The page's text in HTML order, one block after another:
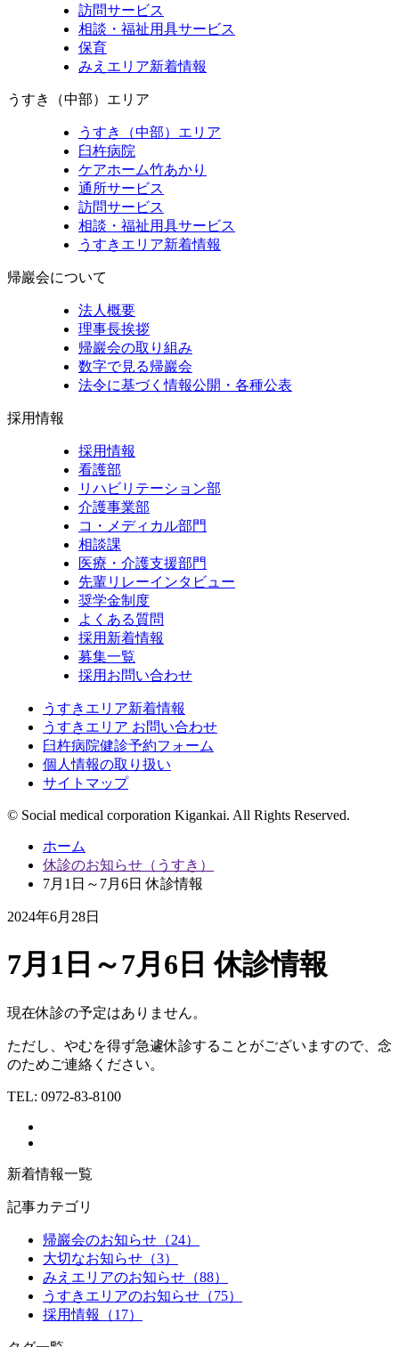
訪問サービス
相談・福祉用具サービス
保育
みえエリア新着情報
うすき（中部）エリア
うすき（中部）エリア
臼杵病院
ケアホーム竹あかり
通所サービス
訪問サービス
相談・福祉用具サービス
うすきエリア新着情報
帰巖会について
法人概要
理事長挨拶
帰巖会の取り組み
数字で見る帰巖会
法令に基づく情報公開・各種公表
採用情報
採用情報
看護部
リハビリテーション部
介護事業部
コ・メディカル部門
相談課
医療・介護支援部門
先輩リレーインタビュー
奨学金制度
よくある質問
採用新着情報
募集一覧
採用お問い合わせ
うすきエリア新着情報
うすきエリア お問い合わせ
臼杵病院健診予約フォーム
個人情報の取り扱い
サイトマップ
© Social medical corporation Kigankai. All Rights Reserved.
ホーム
休診のお知らせ（うすき）
7月1日～7月6日 休診情報
2024年6月28日
7月1日～7月6日 休診情報
現在休診の予定はありません。
ただし、やむを得ず急遽休診することがございますので、念
のためご連絡ください。
TEL: 0972-83-8100
新着情報一覧
記事カテゴリ
帰巖会のお知らせ（24）
大切なお知らせ（3）
みえエリアのお知らせ（88）
うすきエリアのお知らせ（75）
採用情報（17）